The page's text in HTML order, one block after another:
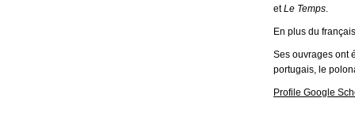
etLe Temps.
En plus du
Ses ouvrages ont
portugais, le
Profile Google